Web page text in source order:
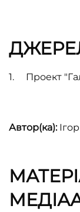
Проект
Автор(ка):